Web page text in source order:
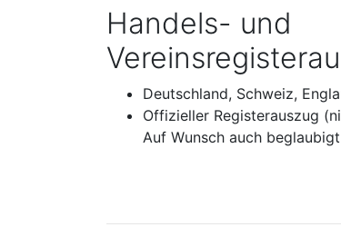
Handels- und
Deutschland, Schweiz,
Offizieller Registerauszug
Auf Wunsch auch